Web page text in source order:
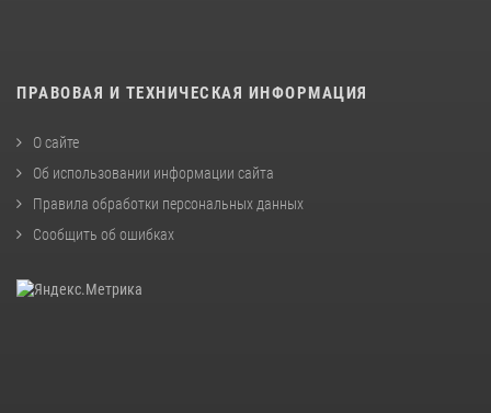
ПРАВОВАЯ И ТЕХНИЧЕСКАЯ ИНФОРМАЦИЯ
О сайте
Об использовании информации сайта
Правила обработки персональных данных
Сообщить об ошибках